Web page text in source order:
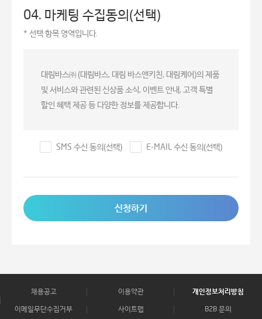
3. 이용 및 보유기간
수집되는 개인정보의 보유기간은 5년이며, 보유기간 종료
된 이후에는 지체없이 파기합니다.
정보주체는 개인정보 수집에 동의를 거부할 수 있으며, 동
의 거부 시에는 온라인으로 제공되는 서비스 신청 서비스
이용이 불가합니다.
04. 마케팅 수집동의(선택)
* 선택 항목 영역입니다.
대림바스㈜ (대림바스, 대림 바스앤키친, 대림케어)의 제품
및 서비스와 관련된 신상품 소식, 이벤트 안내, 고객 특별
할인 혜택 제공 등 다양한 정보를 제공합니다.
SMS 수신 동의(선택) E-MAIL 수신 동의(선택)
신청하기
채용공고 이용약관
개인정보처리방침
이메일무단수집거부
사이트맵 B2B 문의